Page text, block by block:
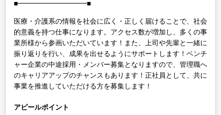
■━━━━━━━━━━■
医療・介護系の情報を社会に広く・正しく届けることで、社会
的意義を持つ仕事になります。アクセス数が増加し、多くの事
業所様から参画いただいています！また、上司や先輩と一緒に
振り返りを行い、成果を出せるようにサポートします！ベンチ
ャー企業の中途採用・メンバー募集となりますので、管理職へ
のキャリアアップのチャンスもあります！正社員として、共に
事業を推進していただける方を募集します！
アピールポイント